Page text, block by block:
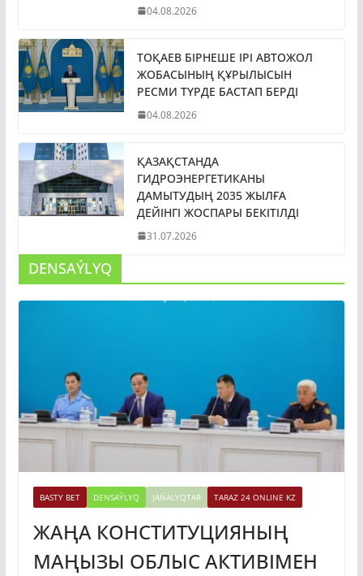
04.08.2026
ТОҚАЕВ БІРНЕШЕ ІРІ АВТОЖОЛ
ЖОБАСЫНЫҢ ҚҰРЫЛЫСЫН
РЕСМИ ТҮРДЕ БАСТАП БЕРДІ
04.08.2026
ҚАЗАҚСТАНДА
ГИДРОЭНЕРГЕТИКАНЫ
ДАМЫТУДЫҢ 2035 ЖЫЛҒА
ДЕЙІНГІ ЖОСПАРЫ БЕКІТІЛДІ
31.07.2026
DENSAÝLYQ
BASTY BET DENSAÝLYQ JAŃALYQTAR TARAZ 24 ONLINE KZ
ЖАҢА КОНСТИТУЦИЯНЫҢ
МАҢЫЗЫ ОБЛЫС АКТИВІМЕН